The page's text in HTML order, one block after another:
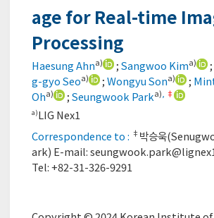
age for Real-time
Processing
Haesung Ahna) ;Sangwoo Kima) ;
g-gyo Seoa) ;Wongyu Sona) ;
Oha) ;Seungwook Parka) ‡
a)LIG Nex1
Correspondence to : ‡ 박승욱
ark) E-mail:
Tel: +82-31-326-9291